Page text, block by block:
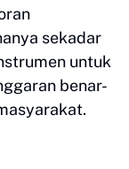
sekadar
untuk
benar-